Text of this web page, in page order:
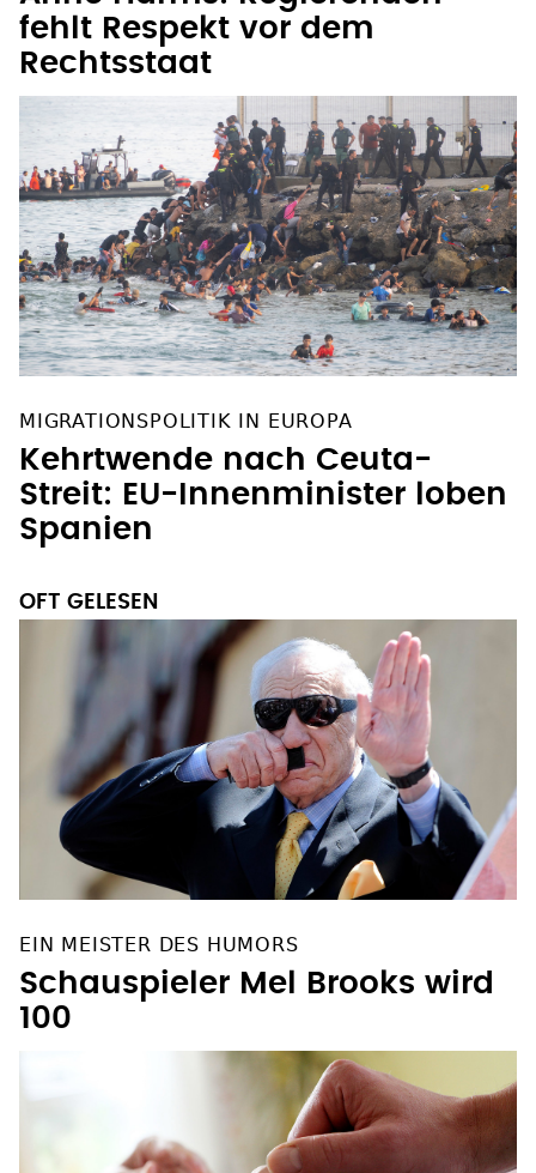
fehlt Respekt vor dem
Rechtsstaat
MIGRATIONSPOLITIK IN EUROPA
Kehrtwende nach Ceuta-
Streit: EU-Innenminister loben
Spanien
OFT GELESEN
EIN MEISTER DES HUMORS
Schauspieler Mel Brooks wird
100